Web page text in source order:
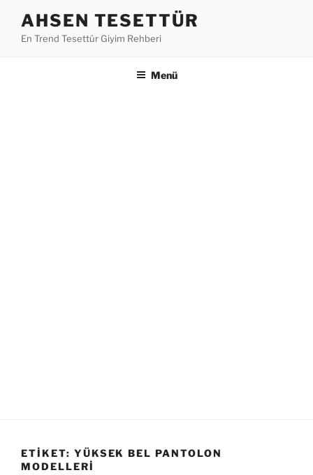
AHSEN TESETTÜR
En Trend Tesettür Giyim Rehberi
Menü
ETIKET: YÜKSEK BEL PANTOLON
MODELLERI